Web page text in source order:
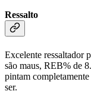
Ressalto
Excelente ressaltador
são maus, REB% de
pintam
ser.